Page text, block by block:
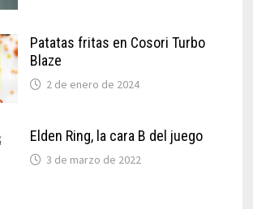
Patatas fritas en Cosori Turbo
Blaze
2 de enero de 2024
Elden Ring, la cara B del juego
3 de marzo de 2022